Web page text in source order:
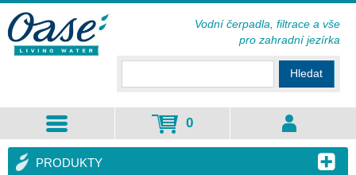
PRODUKTY
Hledat
0
Vodní čerpadla, filtrace a vše
pro zahradní jezírka